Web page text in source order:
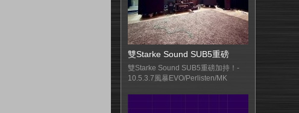
雙Starke Sound SUB5重磅
雙Starke Sound SUB5重磅加持！-
10.5.3.7風暴EVO/Perlisten/MK